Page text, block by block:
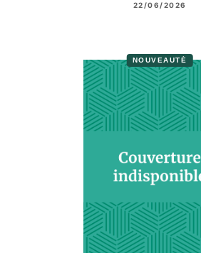
22/06/2026
NOUVEAUTÉ